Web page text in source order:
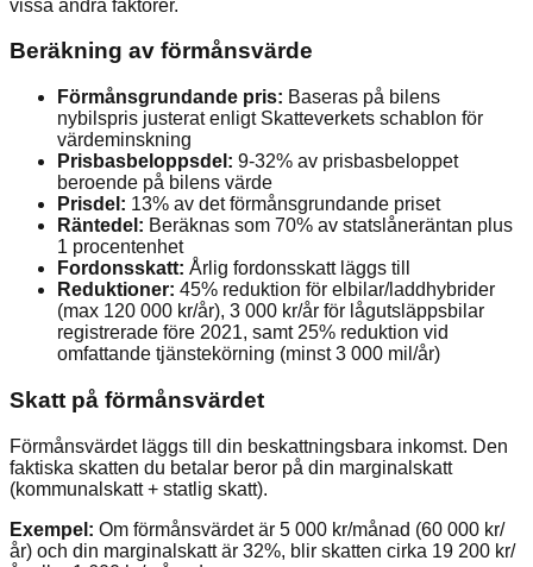
vissa andra faktorer.
Beräkning av förmånsvärde
Förmånsgrundande pris: Baseras på bilens
nybilspris justerat enligt Skatteverkets schablon för
värdeminskning
Prisbasbeloppsdel: 9-32% av prisbasbeloppet
beroende på bilens värde
Prisdel: 13% av det förmånsgrundande priset
Räntedel: Beräknas som 70% av statslåneräntan plus
1 procentenhet
Fordonsskatt: Årlig fordonsskatt läggs till
Reduktioner: 45% reduktion för elbilar/laddhybrider
(max 120 000 kr/år), 3 000 kr/år för lågutsläppsbilar
registrerade före 2021, samt 25% reduktion vid
omfattande tjänstekörning (minst 3 000 mil/år)
Skatt på förmånsvärdet
Förmånsvärdet läggs till din beskattningsbara inkomst. Den
faktiska skatten du betalar beror på din marginalskatt
(kommunalskatt + statlig skatt).
Exempel: Om förmånsvärdet är 5 000 kr/månad (60 000 kr/
år) och din marginalskatt är 32%, blir skatten cirka 19 200 kr/